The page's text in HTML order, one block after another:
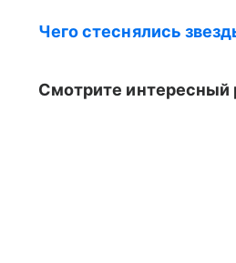
Чего стеснялись
Смотрите интересный